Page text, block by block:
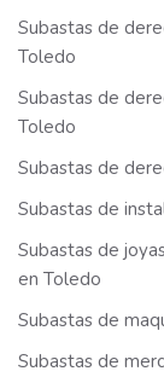
Subastas de
Toledo
Subastas de
Toledo
Subastas de
Subastas de
Subastas de
en Toledo
Subastas de
Subastas de